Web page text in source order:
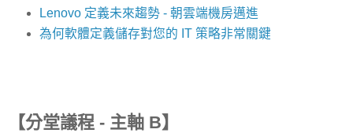
Lenovo 定義未來趨勢 - 朝雲端機房邁進
為何軟體定義儲存對您的 IT 策略非常關鍵
【分堂議程 - 主軸 B】